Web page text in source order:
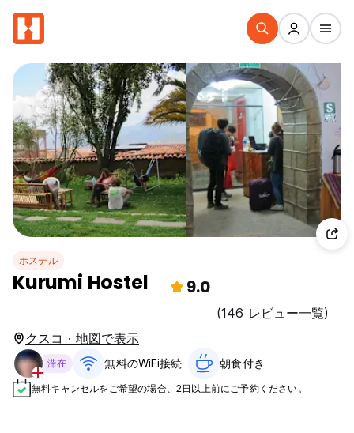
ホステル
Kurumi Hostel 9.0
(146 レビュー一覧)
クスコ · 地図で表示
滞在 無料のWiFi接続 朝食付き‎
無料キャンセルをご希望の場合、2日以上前にご予約ください。